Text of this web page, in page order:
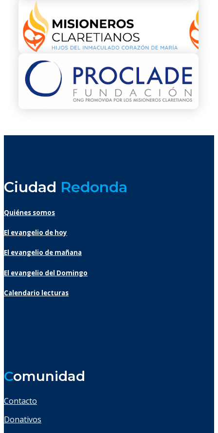
Ciudad Redonda
Quiénes somos
El evangelio de hoy
El evangelio de mañana
El evangelio del Domingo
Calendario lecturas
Comunidad
Contacto
Donativos